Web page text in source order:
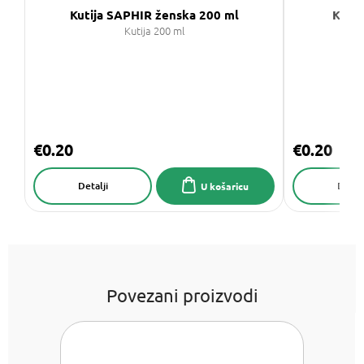
Kutija SAPHIR ženska 200 ml
Kutija 200 ml
€0.20
U košaricu
Detalji
€0.20
Povezani proizvodi